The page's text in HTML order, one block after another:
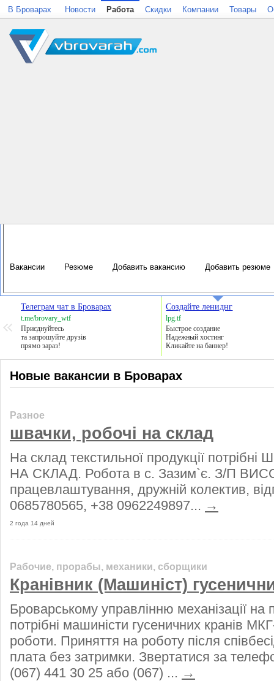
Телеграм чат в Броварах
t.me/brovary_wtf
Приєднуйтесь
та запрошуйте друзів
прямо зараз!
Создайте лениднг
lpg.tf
Быстрое создание
Надежный хостинг
Кликайте на баннер!
Новые вакансии в Броварах
Разное
швачки, робочі на склад
На склад текстильної продукції
НА СКЛАД. Робота в с. Зазим`є. З/П
працевлаштування, дружній колектив,
0685780565, +38 0962249897... →
2 года 14 дней
Рабочие, прорабы, механики, сборщики
Кранівник (Машиніст)
Броварському управлінню механізації на
потрібні машиністи гусеничних кранів
роботи. Приняття на роботу після
плата без затримки. Звертатися за
(067) 441 30 25 або (067) ... →
В Броварах Новости Работа Скидки Компании Товары
Вакансии Резюме Добавить вакансию Добавить резюме